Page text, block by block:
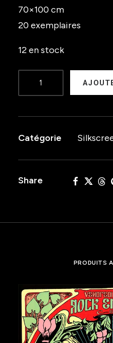
70×100 cm
20 exemplaires
12 en stock
de
Catégorie
Share
PRODUITS